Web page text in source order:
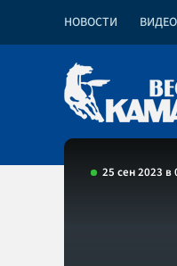
НОВОСТИ ВИДЕО
25 сен 2023 в